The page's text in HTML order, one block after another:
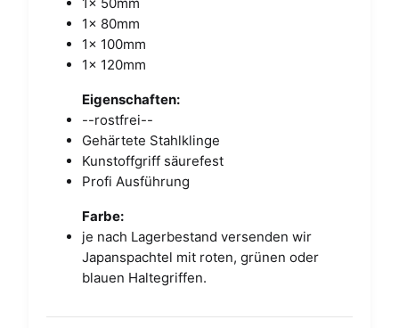
1x 80mm
1x 100mm
1x 120mm
Eigenschaften:
--rostfrei--
Gehärtete Stahlklinge
Kunstoffgriff säurefest
Profi Ausführung
Farbe:
je nach Lagerbestand versenden wir
Japanspachtel mit roten, grünen oder
blauen Haltegriffen.